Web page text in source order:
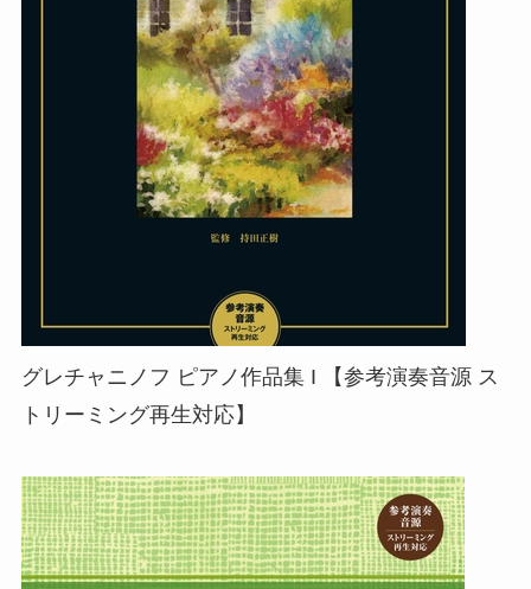
グレチャニノフ ピアノ作品集 I 【参考演奏音源 ス
トリーミング再生対応】